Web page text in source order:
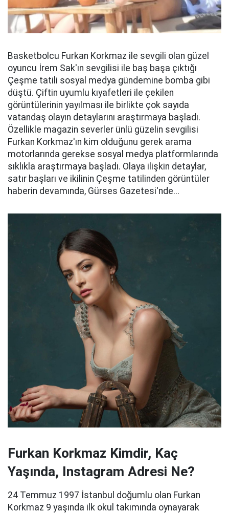
Basketbolcu Furkan Korkmaz ile sevgili olan güzel
oyuncu İrem Sak'ın sevgilisi ile baş başa çıktığı
Çeşme tatili sosyal medya gündemine bomba gibi
düştü. Çiftin uyumlu kıyafetleri ile çekilen
görüntülerinin yayılması ile birlikte çok sayıda
vatandaş olayın detaylarını araştırmaya başladı.
Özellikle magazin severler ünlü güzelin sevgilisi
Furkan Korkmaz'ın kim olduğunu gerek arama
motorlarında gerekse sosyal medya platformlarında
sıklıkla araştırmaya başladı. Olaya ilişkin detaylar,
satır başları ve ikilinin Çeşme tatilinden görüntüler
haberin devamında, Gürses Gazetesi'nde...
Furkan Korkmaz Kimdir, Kaç
Yaşında, Instagram Adresi Ne?
24 Temmuz 1997 İstanbul doğumlu olan Furkan
Korkmaz 9 yaşında ilk okul takımında oynayarak